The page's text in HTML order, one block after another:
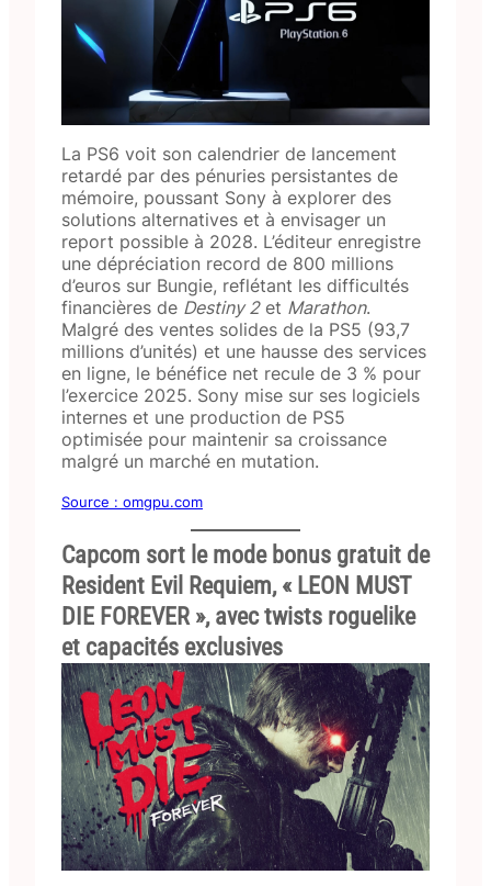
La PS6 voit son calendrier de lancement
retardé par des pénuries persistantes de
mémoire, poussant Sony à explorer des
solutions alternatives et à envisager un
report possible à 2028. L’éditeur enregistre
une dépréciation record de 800 millions
d’euros sur Bungie, reflétant les difficultés
financières de Destiny 2et Marathon.
Malgré des ventes solides de la PS5 (93,7
millions d’unités) et une hausse des services
en ligne, le bénéfice net recule de 3 % pour
l’exercice 2025. Sony mise sur ses logiciels
internes et une production de PS5
optimisée pour maintenir sa croissance
malgré un marché en mutation.
Source : omgpu.com
Capcom sort le mode bonus gratuit de
Resident Evil Requiem, « LEON MUST
DIE FOREVER », avec twists roguelike
et capacités exclusives